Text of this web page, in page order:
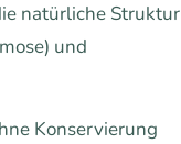
natürliche Struktur
und
Konservierung